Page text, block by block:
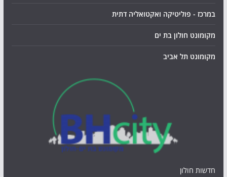
במרכז - פוליטיקה ואקטואליה דתית
מקומונט חולון בת ים
מקומונט תל אביב
חדשות חולון